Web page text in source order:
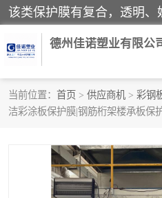
德州佳诺塑业有限公
当前位置： 首页 > 供应商机 > 彩钢
洁彩涂板保护膜|钢筋桁架楼承板保
pe保护膜
地毯保护膜
拉伸缠绕膜